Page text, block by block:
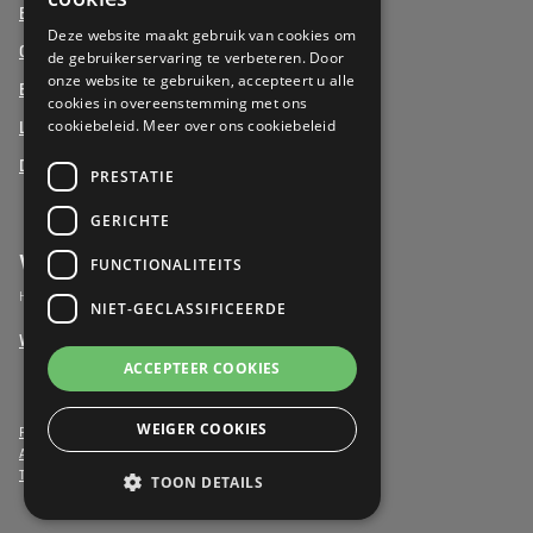
Beukenhof aan Zee, Oostduinkerke
Oud Gemeentehuis, Werchter
Elysia Park, Antwerpen
La Vigie, Koksijde
Duinenzee, De Panne
Vrijwilligers
Het verschil maken als vrijwilliger
Word vrijwilliger
Privacy- & Cookiebeleid
Algemene voorwaarden
Toegankelijkheidsverklaring
DUTCH
Deze website maakt gebruik van cookies om
de gebruikerservaring te verbeteren. Door
onze website te gebruiken, accepteert u alle
cookies in overeenstemming met ons
cookiebeleid. Meer over ons cookiebeleid
PRESTATIE
GERICHTE
FUNCTIONALITEITS
NIET-GECLASSIFICEERDE
ACCEPTEER COOKIES
WEIGER COOKIES
TOON DETAILS